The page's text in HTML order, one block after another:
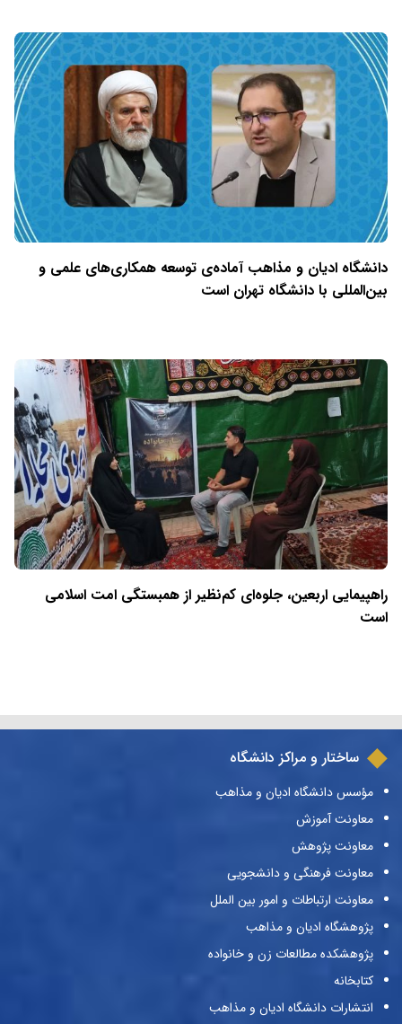
دانشگاه ادیان و مذاهب آماده‌ی توسعه همکاری‌های علمی و
بین‌المللی با دانشگاه تهران است
راهپیمایی اربعین، جلوه‌ای کم‌نظیر از همبستگی امت اسلامی
است
ساختار و مراکز دانشگاه
مؤسس دانشگاه ادیان و مذاهب
معاونت آموزش
معاونت پژوهش
معاونت فرهنگی و دانشجویی
معاونت ارتباطات و امور بین الملل
پژوهشگاه ادیان و مذاهب
پژوهشکده مطالعات زن و خانواده
کتابخانه
انتشارات دانشگاه ادیان و مذاهب